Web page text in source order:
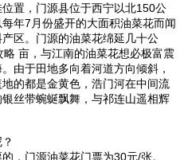
置， 门源县位于西宁以北150公
每年7月份盛开的大面积油菜花而闻
区。 门源的油菜花绵延几十公
亩，与江南的油菜花想必极富震
由于田地多向着河道方向倾斜，
的都是金黄色，浩门河在中间流
银丝带蜿蜒飘舞，与祁连山遥相辉
， 门源油菜花门票为30元/张。